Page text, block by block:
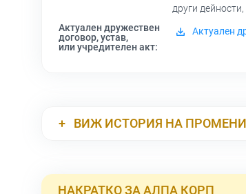
други
Актуален дружествен
договор, устав,
или учредителен акт:
Актуален
ВИЖ ИСТОРИЯ НА
НАКРАТКО ЗА АЛПА КОРП